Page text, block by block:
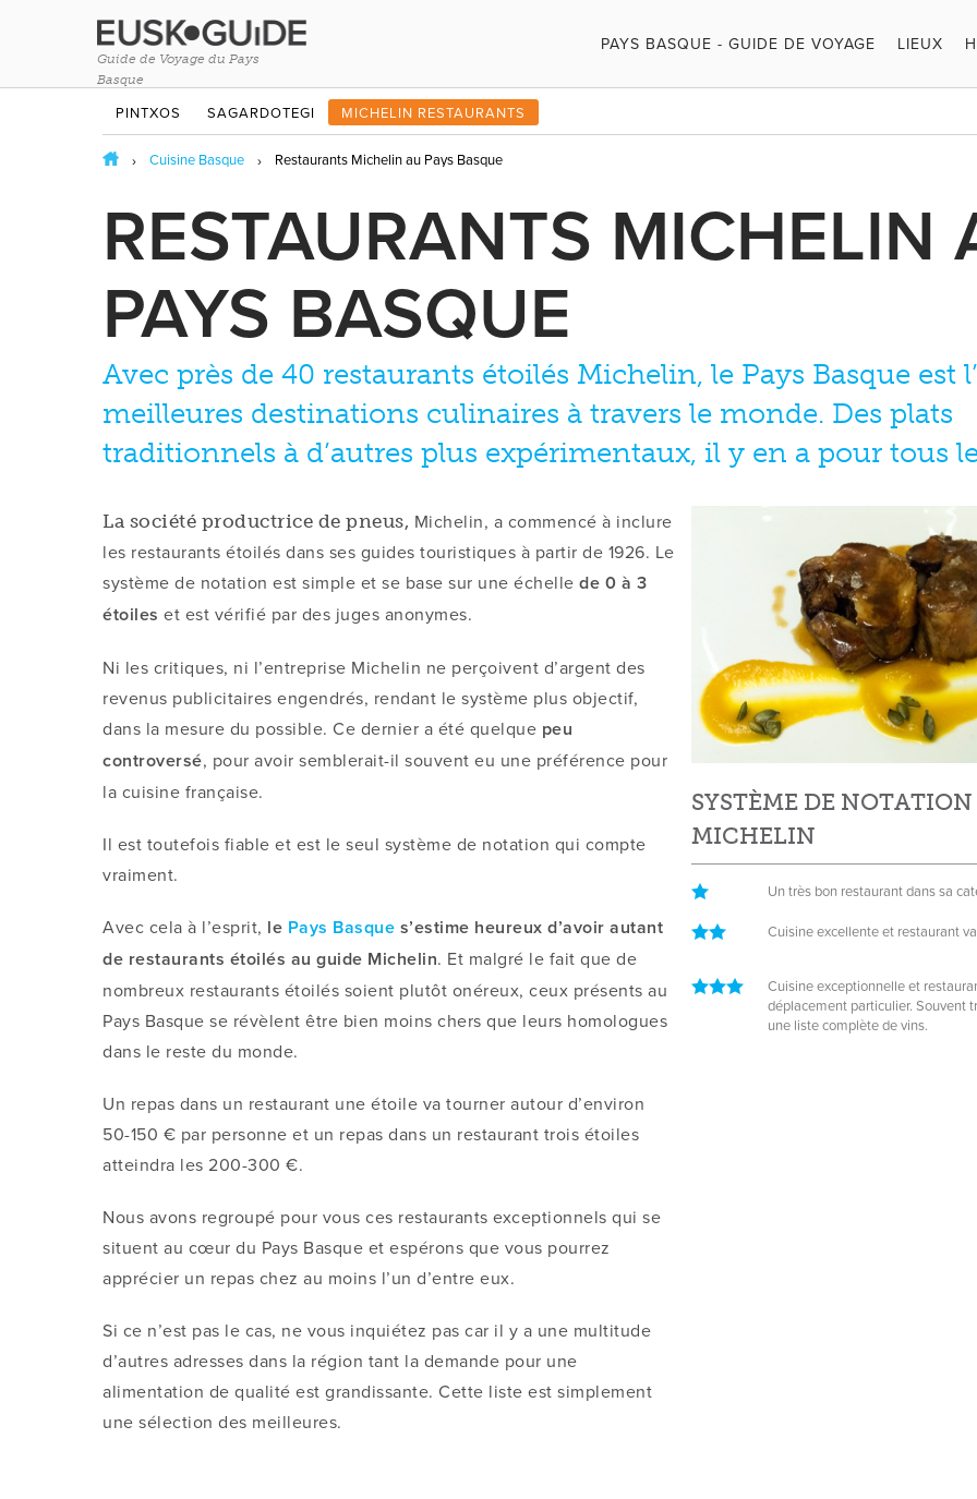
Guide de Voyage du Pays
Basque
PAYS BASQUE - GUIDE DE VOYAGE LIEUX
PINTXOS SAGARDOTEGI MICHELIN RESTAURANTS
Cuisine Basque Restaurants Michelin au Pays Basque
RESTAURANTS MICHELIN
PAYS BASQUE
Avec près de 40 restaurants étoilés Michelin, le Pays Basque est
meilleures destinations culinaires à travers le monde. Des plats
traditionnels à d’autres plus expérimentaux, il y en a pour tous
La société productrice de pneus, Michelin, a commencé à inclure
les restaurants étoilés dans ses guides touristiques à partir de 1926. Le
système de notation est simple et se base sur une échelle de 0 à 3
étoiles et est vérifié par des juges anonymes.
Ni les critiques, ni l’entreprise Michelin ne perçoivent d’argent des
revenus publicitaires engendrés, rendant le système plus objectif,
dans la mesure du possible. Ce dernier a été quelque peu
controversé, pour avoir semblerait-il souvent eu une préférence pour
la cuisine française.
Il est toutefois fiable et est le seul système de notation qui compte
vraiment.
Avec cela à l’esprit, le Pays Basque s’estime heureux d’avoir autant
de restaurants étoilés au guide Michelin. Et malgré le fait que de
nombreux restaurants étoilés soient plutôt onéreux, ceux présents au
Pays Basque se révèlent être bien moins chers que leurs homologues
dans le reste du monde.
Un repas dans un restaurant une étoile va tourner autour d’environ
50-150 € par personne et un repas dans un restaurant trois étoiles
atteindra les 200-300 €.
Nous avons regroupé pour vous ces restaurants exceptionnels qui se
situent au cœur du Pays Basque et espérons que vous pourrez
apprécier un repas chez au moins l’un d’entre eux.
Si ce n’est pas le cas, ne vous inquiétez pas car il y a une multitude
d’autres adresses dans la région tant la demande pour une
alimentation de qualité est grandissante. Cette liste est simplement
une sélection des meilleures.
SYSTÈME DE
MICHELIN
Un très bon restaurant dans sa
Cuisine excellente et restaurant
Cuisine exceptionnelle et
déplacement particulier. Souvent
une liste complète de vins.